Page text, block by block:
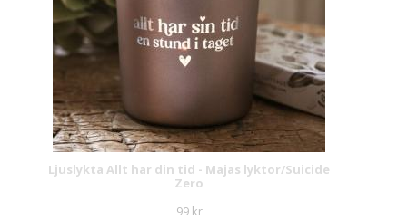
Ljuslykta Allt har din tid - Majas lyktor/Suicide
Zero
99 kr